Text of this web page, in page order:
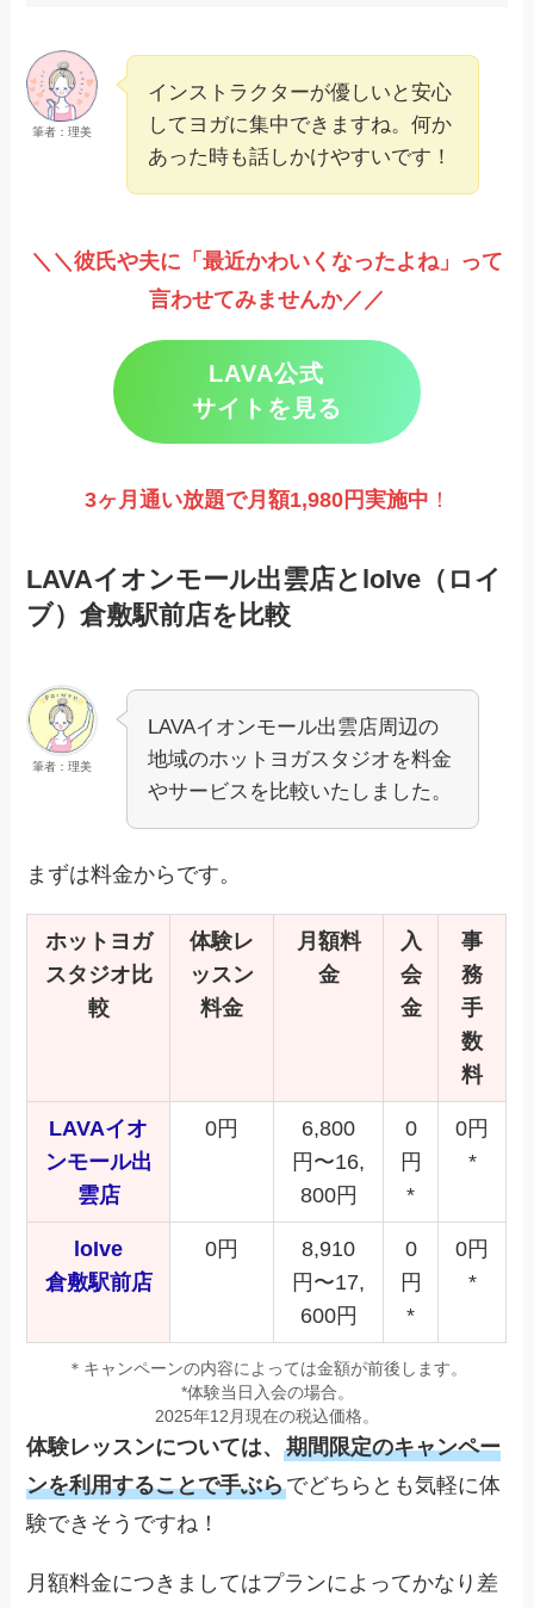
筆者：理美
インストラクターが優しいと安心
してヨガに集中できますね。何か
あった時も話しかけやすいです！
＼＼彼氏や夫に「最近かわいくなったよね」って
言わせてみませんか／／
LAVA公式
サイトを見る
3ヶ月通い放題で月額1,980円実施中 ！
LAVAイオンモール出雲店とloIve（ロイ
ブ）倉敷駅前店を比較
筆者：理美
LAVAイオンモール出雲店周辺の
地域のホットヨガスタジオを料金
やサービスを比較いたしました。
まずは料金からです。
ホットヨガ
スタジオ比
較
体験レ
ッスン
料金
月額料
金
入
会
金
事
務
手
数
料
LAVAイオ
ンモール出
雲店
0円
6,800
円〜16,
800円
0
円
*
0円
*
loIve
倉敷駅前店
0円
8,910
円〜17,
600円
0
円
*
0円
*
＊キャンペーンの内容によっては金額が前後します。
*体験当日入会の場合。
2025年12月現在の税込価格。
体験レッスンについては、期間限定のキャンペー
ンを利用することで手ぶらでどちらとも気軽に体
験できそうですね！
月額料金につきましてはプランによってかなり差